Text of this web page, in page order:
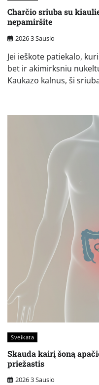
Charčio sriuba su
nepamiršite
2026 3 Sausio
Jei ieškote patiekalo,
bet ir akimirksniu
Kaukazo kalnus, ši
Sveikata
Skauda kairį šoną
priežastis
2026 3 Sausio